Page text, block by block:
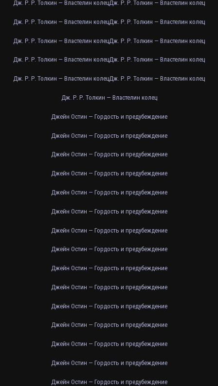
Дж. Р. Р. Толкин — Властелин колецДж. Р. Р. Толкин — Властелин колец
Дж. Р. Р. Толкин — Властелин колецДж. Р. Р. Толкин — Властелин колец
Дж. Р. Р. Толкин — Властелин колецДж. Р. Р. Толкин — Властелин колец
Дж. Р. Р. Толкин — Властелин колецДж. Р. Р. Толкин — Властелин колец
Дж. Р. Р. Толкин — Властелин колецДж. Р. Р. Толкин — Властелин колец
Дж. Р. Р. Толкин — Властелин колец
Джейн Остин — Гордость и предубеждение
Джейн Остин — Гордость и предубеждение
Джейн Остин — Гордость и предубеждение
Джейн Остин — Гордость и предубеждение
Джейн Остин — Гордость и предубеждение
Джейн Остин — Гордость и предубеждение
Джейн Остин — Гордость и предубеждение
Джейн Остин — Гордость и предубеждение
Джейн Остин — Гордость и предубеждение
Джейн Остин — Гордость и предубеждение
Джейн Остин — Гордость и предубеждение
Джейн Остин — Гордость и предубеждение
Джейн Остин — Гордость и предубеждение
Джейн Остин — Гордость и предубеждение
Джейн Остин — Гордость и предубеждение